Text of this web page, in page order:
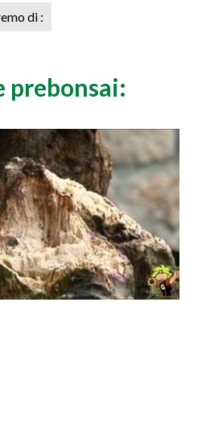
di :
prebonsai: